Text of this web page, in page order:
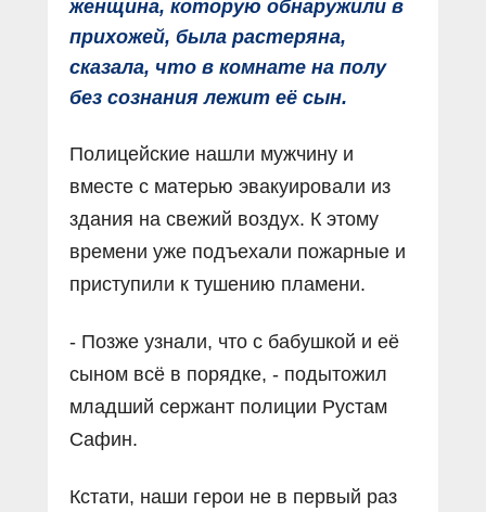
женщина, которую обнаружили в
прихожей, была растеряна,
сказала, что в комнате на полу
без сознания лежит её сын.
Полицейские нашли мужчину и
вместе с матерью эвакуировали из
здания на свежий воздух. К этому
времени уже подъехали пожарные и
приступили к тушению пламени.
- Позже узнали, что с бабушкой и её
сыном всё в порядке, - подытожил
младший сержант полиции Рустам
Сафин.
Кстати, наши герои не в первый раз